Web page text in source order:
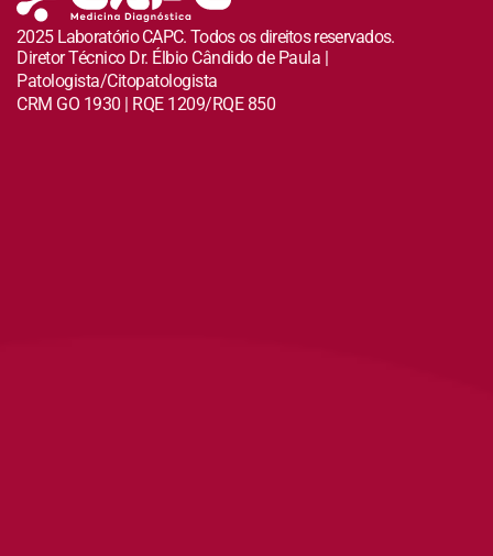
2025 Laboratório CAPC. Todos os direitos reservados.
Diretor Técnico Dr. Élbio Cândido de Paula |
Patologista/Citopatologista
CRM GO 1930 | RQE 1209/RQE 850